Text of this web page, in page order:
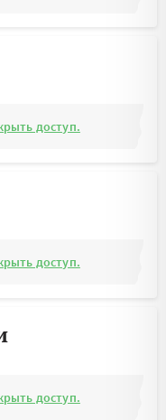
доступ.
доступ.
доступ.